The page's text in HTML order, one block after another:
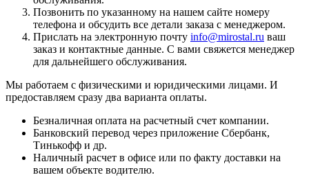
Позвонить по указанному на нашем сайте номеру
телефона и обсудить все детали заказа с менеджером.
Прислать на электронную почту info@mirostal.ru ваш
заказ и контактные данные. С вами свяжется менеджер
для дальнейшего обслуживания.
Мы работаем с физическими и юридическими лицами. И
предоставляем сразу два варианта оплаты.
Безналичная оплата на расчетный счет компании.
Банковский перевод через приложение Сбербанк,
Тинькофф и др.
Наличный расчет в офисе или по факту доставки на
вашем объекте водителю.